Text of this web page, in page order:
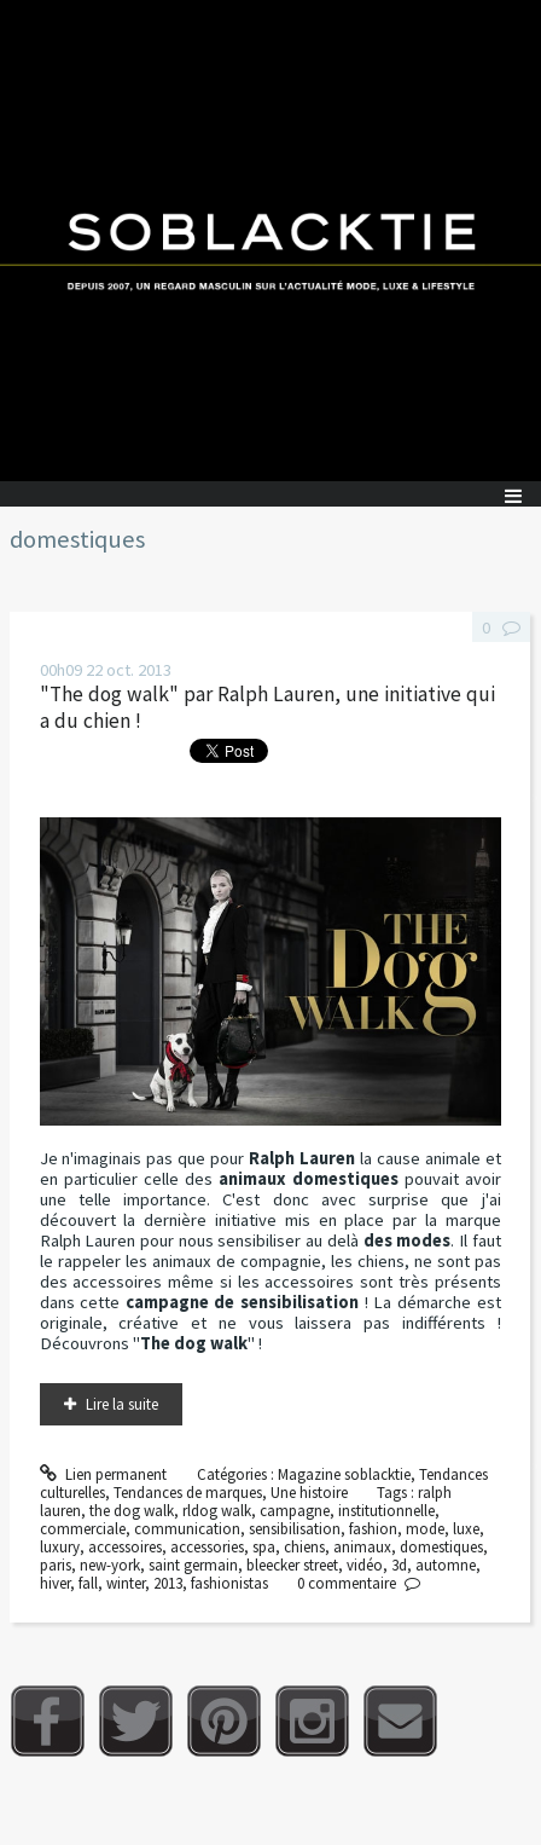
domestiques
00h09 22 oct. 2013
"The dog walk" par Ralph Lauren, une initiative qui
a du chien !
Je n'imaginais pas que pour Ralph Lauren la cause animale et
en particulier celle des animaux domestiquespouvait avoir
une telle importance. C'est donc avec surprise que j'ai
découvert la dernière initiative mis en place par la marque
Ralph Lauren pour nous sensibiliser au delà des modes. Il faut
le rappeler les animaux de compagnie, les chiens, ne sont pas
des accessoires même si les accessoires sont très présents
dans cette campagne de sensibilisation ! La démarche est
originale, créative et ne vous laissera pas indifférents !
Découvrons "The dog walk" !
Lire la suite
Lien permanent Catégories : Magazine soblacktie, Tendances
culturelles, Tendances de marques, Une histoire Tags :ralph
lauren, the dog walk, rldog walk, campagne, institutionnelle,
commerciale, communication, sensibilisation, fashion, mode, luxe,
luxury, accessoires, accessories, spa, chiens, animaux, domestiques,
paris, new-york, saint germain, bleecker street, vidéo, 3d, automne,
hiver, fall, winter, 2013, fashionistas
0
0commentaire